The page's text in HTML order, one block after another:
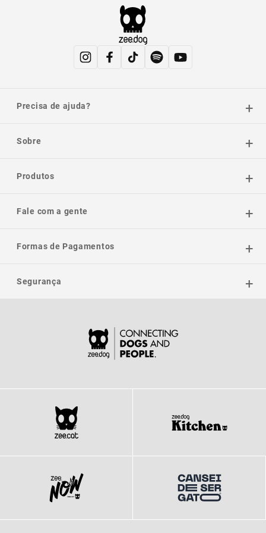
Precisa de ajuda?
Sobre
Produtos
Fale com a gente
Formas de Pagamentos
Segurança